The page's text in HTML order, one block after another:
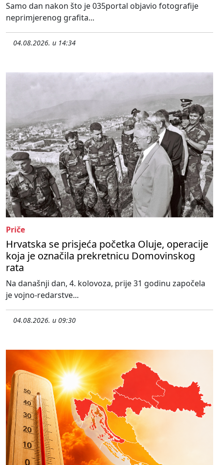
Samo dan nakon što je 035portal objavio fotografije
neprimjerenog grafita...
04.08.2026. u 14:34
Priče
Hrvatska se prisjeća početka Oluje, operacije
koja je označila prekretnicu Domovinskog
rata
Na današnji dan, 4. kolovoza, prije 31 godinu započela
je vojno-redarstve...
04.08.2026. u 09:30